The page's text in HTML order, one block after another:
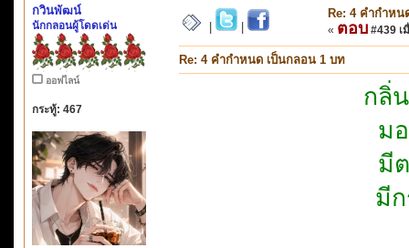
กวินพัฒน์
นักกลอนผู้โดดเด่น
ออฟไลน์
กระทู้: 467
Re: 4 คำกำห
« ตอบ #439 เ
Re: 4 คำกำหนด เป็นกลอน 1 บท
กลิ่
ม
มี
มี